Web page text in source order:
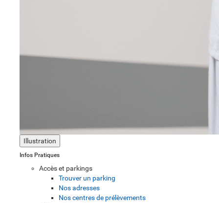
Illustration
Infos Pratiques
Accès et parkings
Trouver un parking
Nos adresses
Nos centres de prélèvements